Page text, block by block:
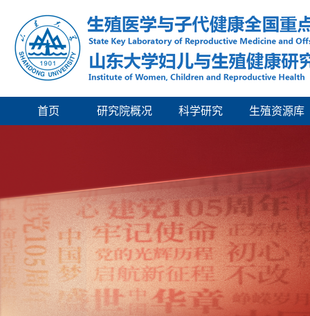
首页 研究院概况 科学研究 生殖资源库